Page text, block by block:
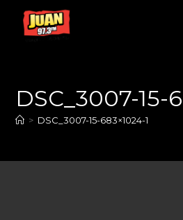
DSC_3007-15-
> DSC_3007-15-683×1024-1